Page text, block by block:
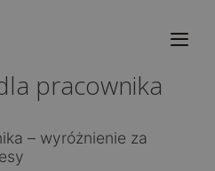
pracownika
– wyróżnienie za